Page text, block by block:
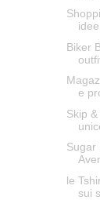
Biker
e
Skip
Sugar
le
sui